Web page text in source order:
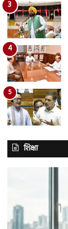
शिक्षा